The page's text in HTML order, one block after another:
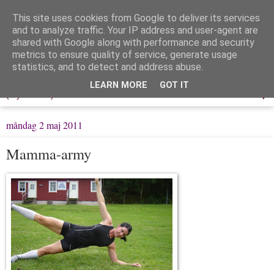
Löpning & Livet
Mitt liv, mina tankar & min träning
▼
måndag 2 maj 2011
Mamma-army
This site uses cookies from Google to deliver its services
and to analyze traffic. Your IP address and user-agent are
shared with Google along with performance and security
metrics to ensure quality of service, generate usage
statistics, and to detect and address abuse.
LEARN MORE GOT IT